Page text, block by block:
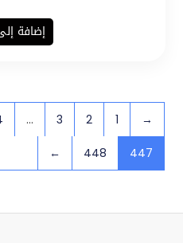
إضافة
→
1
2
3
…
447
448
←